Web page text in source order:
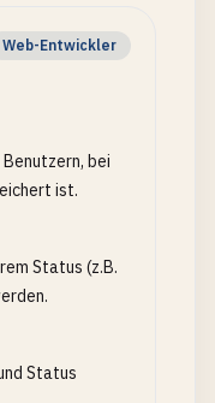
Web-Entwickler
bei
ist.
Status (z.B.
Status